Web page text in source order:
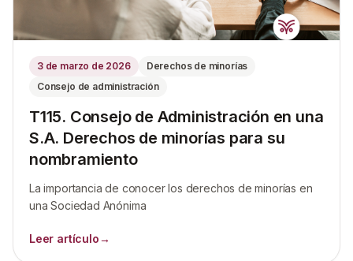
3 de marzo de 2026
Derechos de minorías
Consejo de administración
T115. Consejo de Administración en una
S.A. Derechos de minorías para su
nombramiento
La importancia de conocer los derechos de minorías en
una Sociedad Anónima
Leer artículo→